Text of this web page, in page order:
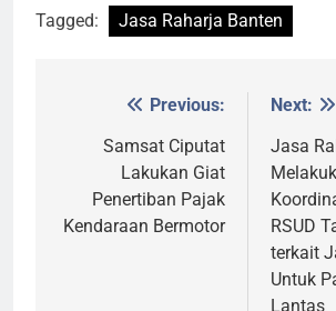
Tagged: Jasa Raharja Banten
navigation
Previous:
Samsat Ciputat
Lakukan Giat
Penertiban Pajak
Kendaraan Bermotor
Next:
Jasa
RSUD
terkait
Untuk
Lantas